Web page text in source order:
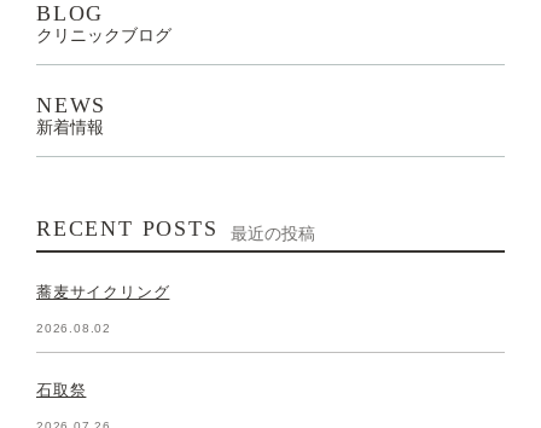
BLOG
クリニックブログ
NEWS
新着情報
RECENT POSTS 最近の投稿
蕎麦サイクリング
2026.08.02
石取祭